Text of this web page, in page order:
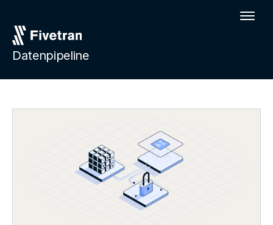
Datenpipeline